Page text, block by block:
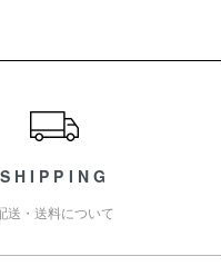
SHIPPING
送・送料について